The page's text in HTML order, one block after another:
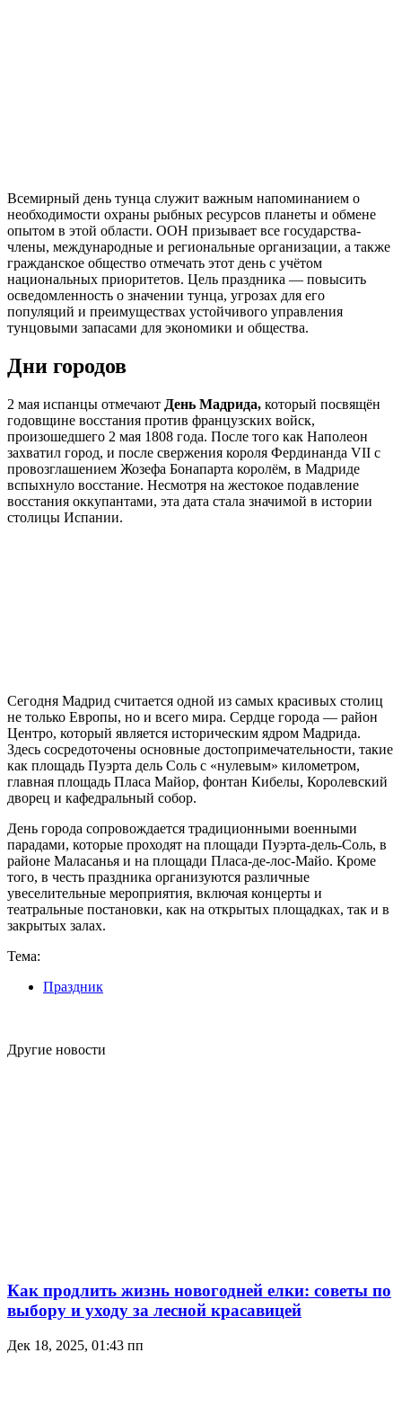
Всемирный день тунца служит важным напоминанием о
необходимости охраны рыбных ресурсов планеты и обмене
опытом в этой области. ООН призывает все государства-
члены, международные и региональные организации, а также
гражданское общество отмечать этот день с учётом
национальных приоритетов. Цель праздника — повысить
осведомленность о значении тунца, угрозах для его
популяций и преимуществах устойчивого управления
тунцовыми запасами для экономики и общества.
Дни городов
2 мая испанцы отмечают День Мадрида, который посвящён
годовщине восстания против французских войск,
произошедшего 2 мая 1808 года. После того как Наполеон
захватил город, и после свержения короля Фердинанда VII с
провозглашением Жозефа Бонапарта королём, в Мадриде
вспыхнуло восстание. Несмотря на жестокое подавление
восстания оккупантами, эта дата стала значимой в истории
столицы Испании.
Сегодня Мадрид считается одной из самых красивых столиц
не только Европы, но и всего мира. Сердце города — район
Центро, который является историческим ядром Мадрида.
Здесь сосредоточены основные достопримечательности, такие
как площадь Пуэрта дель Соль с «нулевым» километром,
главная площадь Пласа Майор, фонтан Кибелы, Королевский
дворец и кафедральный собор.
День города сопровождается традиционными военными
парадами, которые проходят на площади Пуэрта-дель-Соль, в
районе Маласанья и на площади Пласа-де-лос-Майо. Кроме
того, в честь праздника организуются различные
увеселительные мероприятия, включая концерты и
театральные постановки, как на открытых площадках, так и в
закрытых залах.
Тема:
Праздник
Другие новости
Как продлить жизнь новогодней елки: советы по
выбору и уходу за лесной красавицей
Дек 18, 2025, 01:43 пп